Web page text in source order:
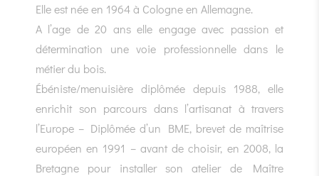
Elle est née en 1964 à Cologne en Allemagne.
A l’age de 20 ans elle engage avec passion et
détermination une voie professionnelle dans le
métier du bois.
Ébéniste/menuisière diplômée depuis 1988, elle
enrichit son parcours dans l’artisanat à travers
l’Europe – Diplômée d’un BME, brevet de maîtrise
européen en 1991 – avant de choisir, en 2008, la
Bretagne pour installer son atelier de Maître